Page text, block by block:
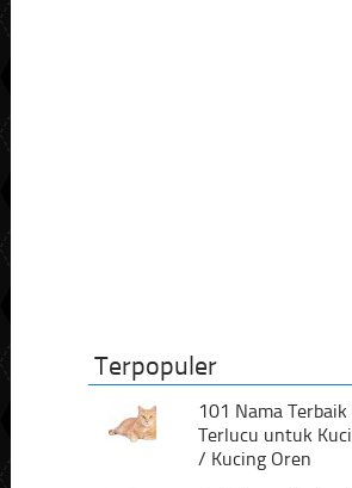
Terpopuler
101 Nama Terbaik
Terlucu untuk
/ Kucing Oren